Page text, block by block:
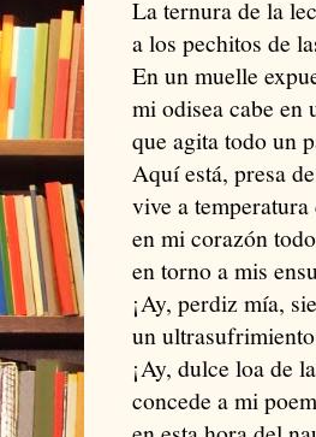
La ternura de la
a los pechitos de
En un muelle
mi odisea cabe en
que agita todo un
Aquí está, presa
vive a
en mi corazón
en torno a mis
¡Ay, perdiz mía,
un
¡Ay, dulce loa de
concede a mi